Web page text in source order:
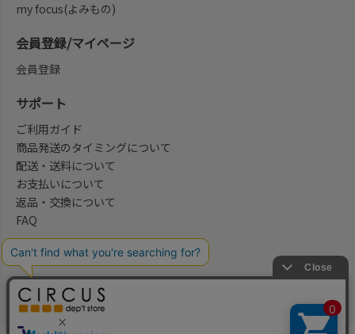
会社概要/お問合せ先
my focus(よみもの)
会員登録/マイページ
会員登録
サポート
ご利用ガイド
商品発送のタイミングについて
配送・送料について
お支払いについて
返品・交換について
FAQ
法律に基づく表示 プライバシーポリシー